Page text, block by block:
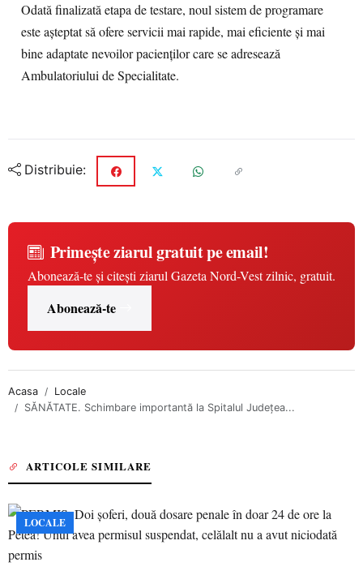
Odată finalizată etapa de testare, noul sistem de programare
este așteptat să ofere servicii mai rapide, mai eficiente și mai
bine adaptate nevoilor pacienților care se adresează
Ambulatoriului de Specialitate.
Distribuie:
Primește ziarul gratuit pe email!
Abonează-te și citești ziarul Gazeta Nord-Vest zilnic, gratuit.
Abonează-te
Acasa
Locale
SĂNĂTATE. Schimbare importantă la Spitalul Județea...
ARTICOLE SIMILARE
LOCALE